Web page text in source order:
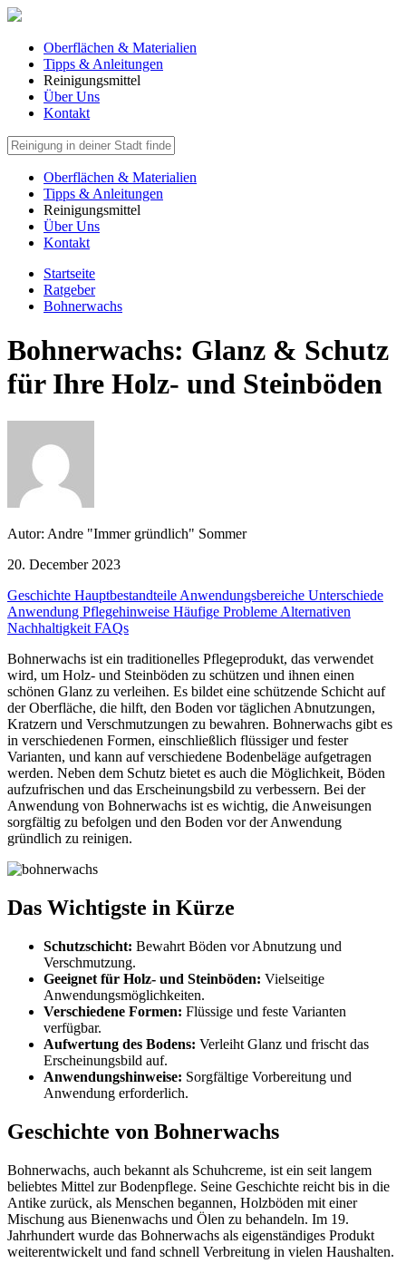
Oberflächen & Materialien
Tipps & Anleitungen
Reinigungsmittel
Über Uns
Kontakt
Oberflächen & Materialien
Tipps & Anleitungen
Reinigungsmittel
Über Uns
Kontakt
Startseite
Ratgeber
Bohnerwachs
Bohnerwachs: Glanz & Schutz
für Ihre Holz- und Steinböden
Autor: Andre "Immer gründlich" Sommer
20. December 2023
Geschichte Hauptbestandteile Anwendungsbereiche Unterschiede
Anwendung Pflegehinweise Häufige Probleme Alternativen
Nachhaltigkeit FAQs
Bohnerwachs ist ein traditionelles Pflegeprodukt, das verwendet
wird, um Holz- und Steinböden zu schützen und ihnen einen
schönen Glanz zu verleihen. Es bildet eine schützende Schicht auf
der Oberfläche, die hilft, den Boden vor täglichen Abnutzungen,
Kratzern und Verschmutzungen zu bewahren. Bohnerwachs gibt es
in verschiedenen Formen, einschließlich flüssiger und fester
Varianten, und kann auf verschiedene Bodenbeläge aufgetragen
werden. Neben dem Schutz bietet es auch die Möglichkeit, Böden
aufzufrischen und das Erscheinungsbild zu verbessern. Bei der
Anwendung von Bohnerwachs ist es wichtig, die Anweisungen
sorgfältig zu befolgen und den Boden vor der Anwendung
gründlich zu reinigen.
Das Wichtigste in Kürze
Schutzschicht: Bewahrt Böden vor Abnutzung und
Verschmutzung.
Geeignet für Holz- und Steinböden: Vielseitige
Anwendungsmöglichkeiten.
Verschiedene Formen: Flüssige und feste Varianten
verfügbar.
Aufwertung des Bodens: Verleiht Glanz und frischt das
Erscheinungsbild auf.
Anwendungshinweise: Sorgfältige Vorbereitung und
Anwendung erforderlich.
Geschichte von Bohnerwachs
Bohnerwachs, auch bekannt als Schuhcreme, ist ein seit langem
beliebtes Mittel zur Bodenpflege. Seine Geschichte reicht bis in die
Antike zurück, als Menschen begannen, Holzböden mit einer
Mischung aus Bienenwachs und Ölen zu behandeln. Im 19.
Jahrhundert wurde das Bohnerwachs als eigenständiges Produkt
weiterentwickelt und fand schnell Verbreitung in vielen Haushalten.